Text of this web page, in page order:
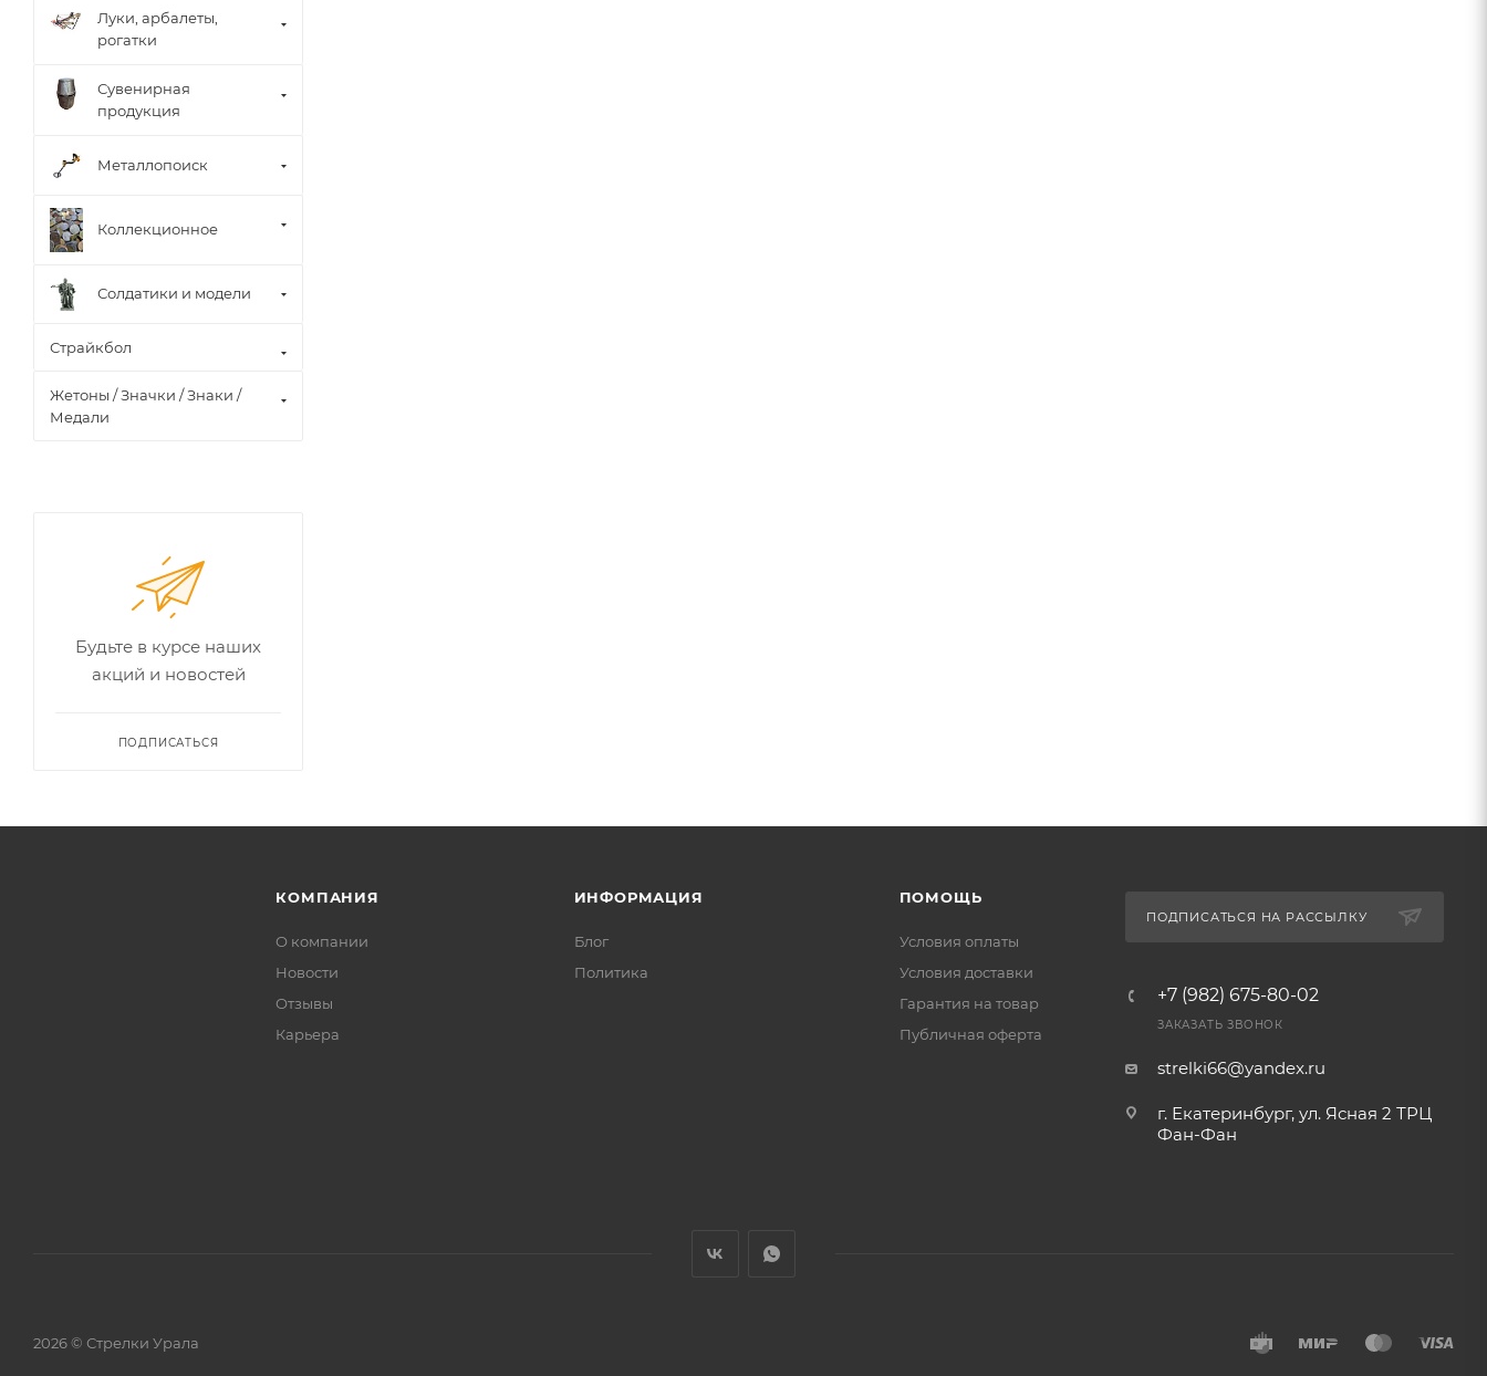
Луки, арбалеты,
рогатки
Сувенирная
продукция
Металлопоиск
Коллекционное
Солдатики и модели
Страйкбол
Жетоны / Значки / Знаки /
Медали
Будьте в курсе наших
акций и новостей
ПОДПИСАТЬСЯ
КОМПАНИЯ
О компании
Новости
Отзывы
Карьера
ИНФОРМАЦИЯ
Блог
Политика
ПОМОЩЬ
Условия оплаты
Условия доставки
Гарантия на товар
Публичная оферта
ПОДПИСАТЬСЯ НА РАССЫЛКУ
+7 (982) 675-80-02
ЗАКАЗАТЬ ЗВОНОК
strelki66@yandex.ru
г. Екатеринбург, ул. Ясная 2 ТРЦ
Фан-Фан
2026 © Стрелки Урала